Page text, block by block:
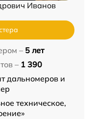
Иванов
– 5 лет
– 1 390
дальномеров и
техническое,